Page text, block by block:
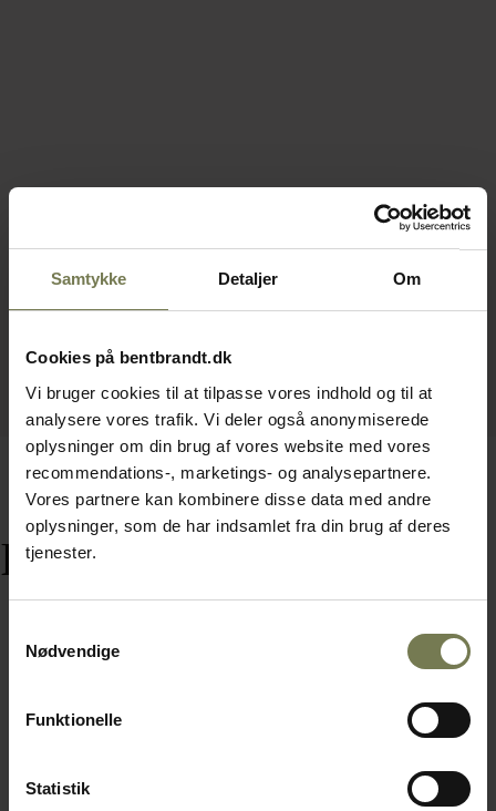
Samtykke Detaljer Om
Cookies på bentbrandt.dk
Vi bruger cookies til at tilpasse vores indhold og til at
analysere vores trafik. Vi deler også anonymiserede
oplysninger om din brug af vores website med vores
recommendations-, marketings- og analysepartnere.
Vores partnere kan kombinere disse data med andre
oplysninger, som de har indsamlet fra din brug af deres
tjenester.
Nødvendige
Funktionelle
Statistik
Relaterede varer